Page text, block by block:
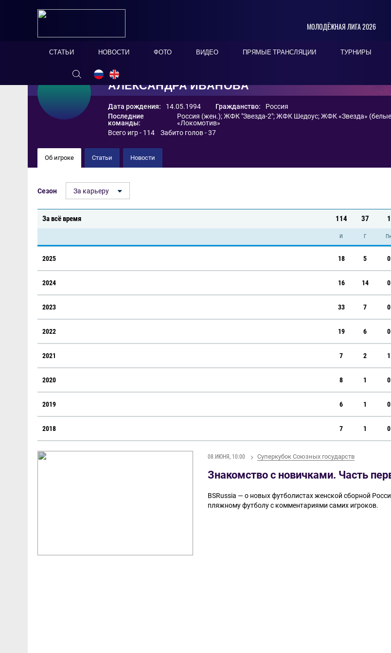
МОЛОДЁЖНАЯ ЛИГА 2026
СТАТЬИ НОВОСТИ ФОТО ВИДЕО ПРЯМЫЕ ТРАНСЛЯЦИИ ТУРНИРЫ
АЛЕКСАНДРА ИВАНОВА
Дата рождения: 14.05.1994 Гражданство:
Россия
Последние
команды:
Россия (жен.);ЖФК "Звезда-2";ЖФК Шедоус;ЖФК «Звезда»
«Локомотив»
Всего игр - 114 Забито голов - 37
Об игроке Статьи Новости
Сезон За карьеру
За всё время 114 37 1
И Г Пн
2025 18 5 0
2024 16 14 0
2023 33 7 0
2022 19 6 0
2021 7 2 1
2020 8 1 0
2019 6 1 0
2018 7 1 0
08 ИЮНЯ, 10:00 Суперкубок Союзных государств
Знакомство с новичками. Часть
BSRussia — о новых футболистах женской сборной
пляжному футболу с комментариями самих игроков.